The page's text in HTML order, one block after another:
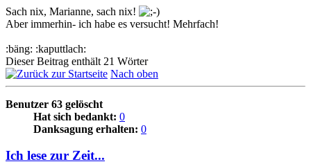
Sach nix, Marianne, sach nix!
Aber immerhin- ich habe es versucht! Mehrfach!
:bäng: :kaputtlach:
Dieser Beitrag enthält 21 Wörter
Nach oben
Benutzer 63 gelöscht
Hat sich bedankt: 0
Danksagung erhalten: 0
Ich lese zur Zeit...